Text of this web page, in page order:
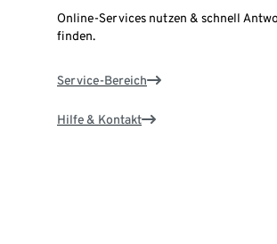
Online-Services nutzen & schnell
finden.
Service-Bereich
Hilfe & Kontakt